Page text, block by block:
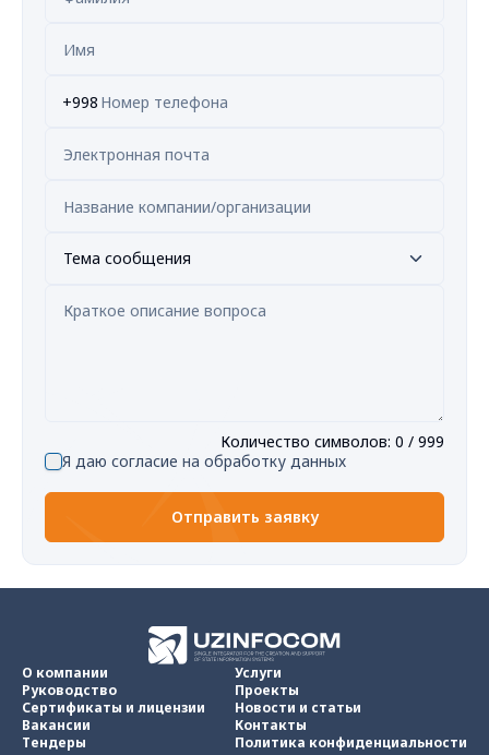
+998
Тема сообщения
Количество символов: 0 / 999
Я даю согласие на обработку данных
Отправить заявку
О компании
Руководство
Сертификаты и лицензии
Вакансии
Тендеры
Услуги
Проекты
Новости и статьи
Контакты
Политика конфиденциальности